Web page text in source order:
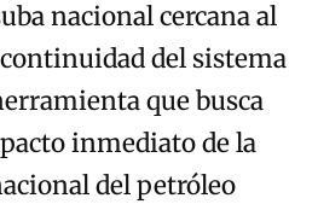
nacional cercana al
del sistema
que busca
inmediato de la
del petróleo